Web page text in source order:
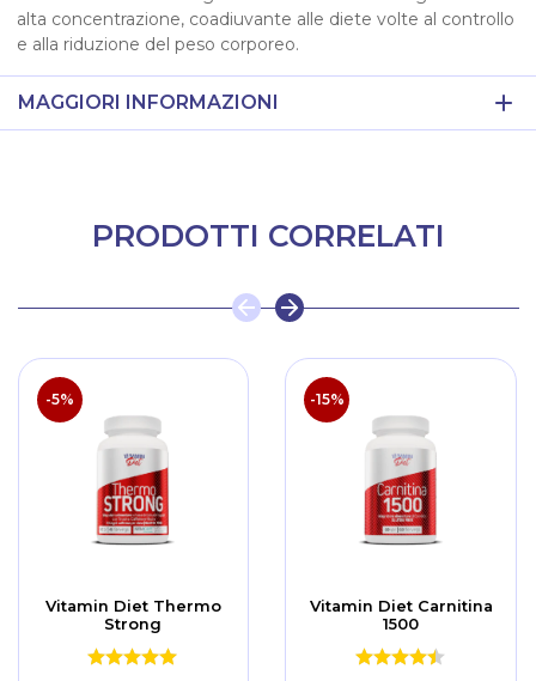
alta concentrazione, coadiuvante alle diete volte al controllo
e alla riduzione del peso corporeo.
MAGGIORI INFORMAZIONI
PRODOTTI CORRELATI
-5%
Vitamin Diet Thermo
Strong
-15%
Vitamin Diet Carnitina
1500